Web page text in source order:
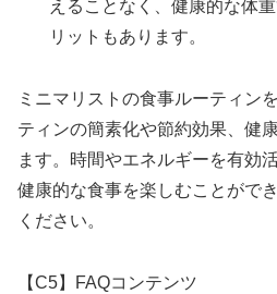
えることなく、健康的な体
リットもあります。
ミニマリストの食事ルーティン
ティンの簡素化や節約効果、健
ます。時間やエネルギーを有効
健康的な食事を楽しむことがで
ください。
【C5】FAQコンテンツ